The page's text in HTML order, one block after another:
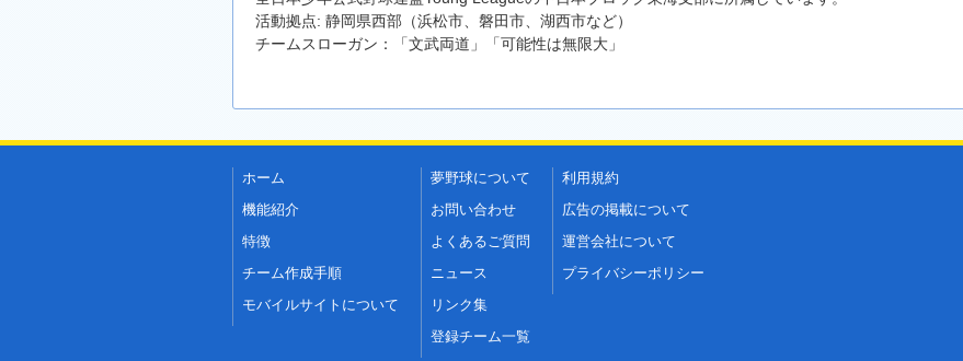
活動拠点: 静岡県西部（浜松市、磐田市、湖西市など）
チームスローガン：「文武両道」「可能性は無限大」
ホーム
機能紹介
特徴
チーム作成手順
モバイルサイトについて
夢野球について
お問い合わせ
よくあるご質問
ニュース
リンク集
登録チーム一覧
利用規約
広告の掲載について
運営会社について
プライバシーポリシー